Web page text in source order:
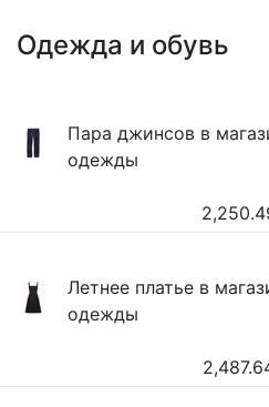
Одежда и обувь
Пара джинсов в
одежды
Летнее платье в
одежды